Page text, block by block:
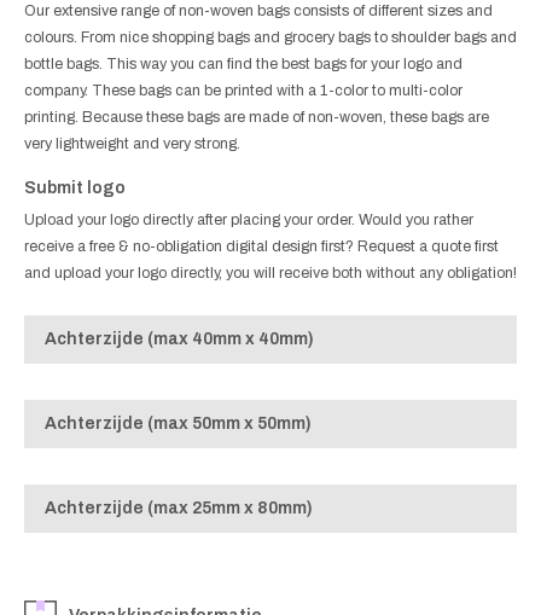
Our extensive range of non-woven bags consists of different sizes and
colours. From nice shopping bags and grocery bags to shoulder bags and
bottle bags. This way you can find the best bags for your logo and
company. These bags can be printed with a 1-color to multi-color
printing. Because these bags are made of non-woven, these bags are
very lightweight and very strong.
Submit logo
Upload your logo directly after placing your order. Would you rather
receive a free & no-obligation digital design first? Request a quote first
and upload your logo directly, you will receive both without any obligation!
Achterzijde (max 40mm x 40mm)
Achterzijde (max 50mm x 50mm)
Achterzijde (max 25mm x 80mm)